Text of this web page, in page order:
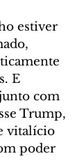
estiver
E
com
Trump,
vitalício
poder